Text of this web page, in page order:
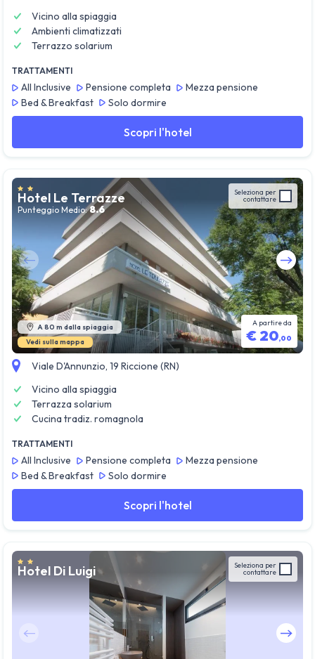
Vicino alla spiaggia
Ambienti climatizzati
Terrazzo solarium
TRATTAMENTI
All Inclusive Pensione completa
Mezza pensione
Bed & Breakfast
Solo dormire
Scopri l'hotel
Guarda tutte le foto
Hotel Le Terrazze
Punteggio Medio: 8.6
Seleziona per
contattare
A 80 m dalla spiaggia
Vedi sulla mappa
A partire da
€ 20,00
Viale D'Annunzio, 19 Riccione (RN)
Vicino alla spiaggia
Terrazza solarium
Cucina tradiz. romagnola
TRATTAMENTI
All Inclusive Pensione completa
Mezza pensione
Bed & Breakfast
Solo dormire
Scopri l'hotel
Hotel Di Luigi Seleziona per
contattare